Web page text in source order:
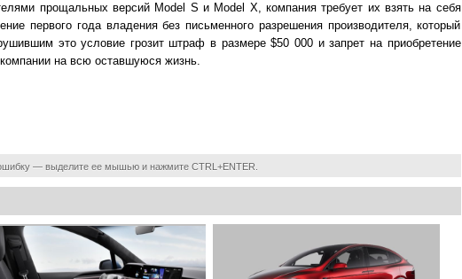
прощальных версий Model S и Model X, компания требует их взять на себя
первого года владения без письменного разрешения производителя, который
это условие грозит штраф в размере $50 000 и запрет на приобретение
на всю оставшуюся жизнь.
— выделите ее мышью и нажмите CTRL+ENTER.